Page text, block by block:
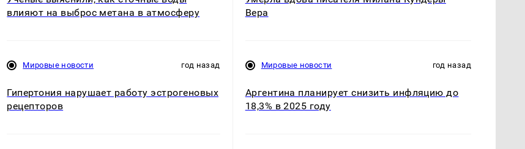
влияют на выброс метана в атмосферу
Мировые новости год назад
Гипертония нарушает работу эстрогеновых
рецепторов
Вера
Мировые новости год назад
Аргентина планирует снизить инфляцию до
18,3% в 2025 году